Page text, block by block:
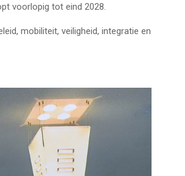
voorlopig tot eind 2028.
mobiliteit, veiligheid, integratie en